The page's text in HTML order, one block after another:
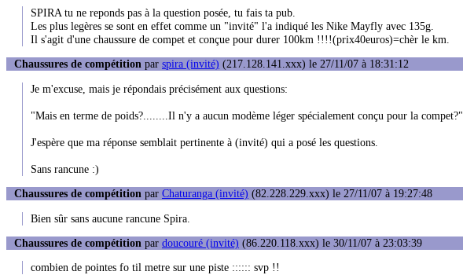
SPIRA tu ne reponds pas à la question posée, tu fais ta pub.
Les plus legères se sont en effet comme un "invité" l'a indiqué les Nike Mayfly avec 135g.
Il s'agit d'une chaussure de compet et conçue pour durer 100km !!!!(prix40euros)=chèr le km.
Chaussures de compétition par spira (invité) (217.128.141.xxx) le 27/11/07 à 18:31:12
Je m'excuse, mais je répondais précisément aux questions:
"Mais en terme de poids?........Il n'y a aucun modème léger spécialement conçu pour la compet?"
J'espère que ma réponse semblait pertinente à (invité) qui a posé les questions.
Sans rancune :)
Chaussures de compétition par Chaturanga (invité) (82.228.229.xxx) le 27/11/07 à 19:27:48
Bien sûr sans aucune rancune Spira.
Chaussures de compétition par doucouré (invité) (86.220.118.xxx) le 30/11/07 à 23:03:39
combien de pointes fo til metre sur une piste :::::: svp !!